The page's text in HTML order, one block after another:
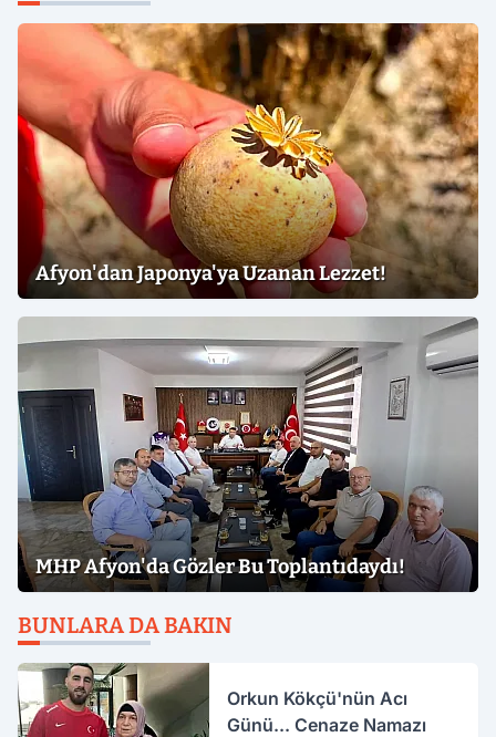
Afyon'dan Japonya'ya Uzanan Lezzet!
MHP Afyon'da Gözler Bu Toplantıdaydı!
BUNLARA DA BAKIN
Orkun Kökçü'nün Acı
Günü... Cenaze Namazı